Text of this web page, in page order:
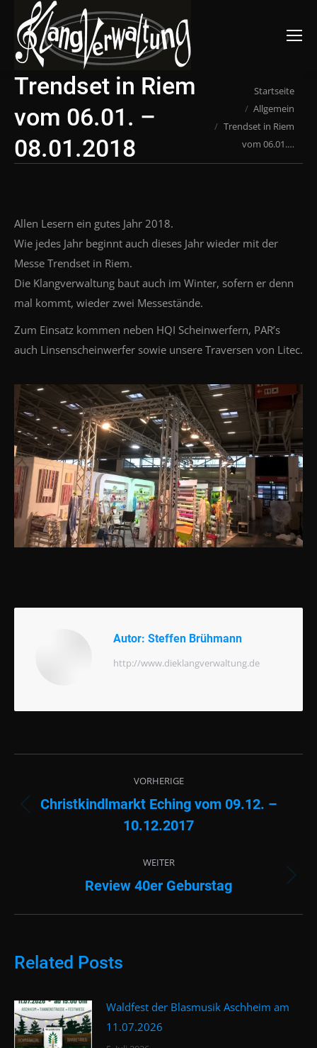
Suchen:
Trendset in Riem
vom 06.01. –
08.01.2018
Du bist hier:Startseite
Allgemein
Trendset in Riem
vom 06.01.…
Allen Lesern ein gutes Jahr 2018.
Wie jedes Jahr beginnt auch dieses Jahr wieder mit der
Messe Trendset in Riem.
Die Klangverwaltung baut auch im Winter, sofern er denn
mal kommt, wieder zwei Messestände.
Zum Einsatz kommen neben HQI Scheinwerfern, PAR’s
auch Linsenscheinwerfer sowie unsere Traversen von Litec.
Autor: Steffen Brühmann
http://www.dieklangverwaltung.de
VORHERIGE
Vorheriger
Beitrag:
Christkindlmarkt Eching vom 09.12. –
10.12.2017
WEITER
Nächster
Review 40er Geburstag
Related Posts
Waldfest der Blasmusik Aschheim am
11.07.2026